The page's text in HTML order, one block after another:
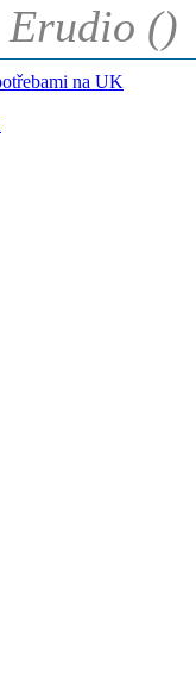
Erudio ()
na UK